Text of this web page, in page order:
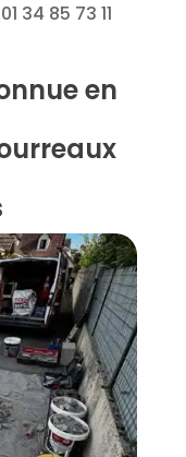
34 85 73 11
en